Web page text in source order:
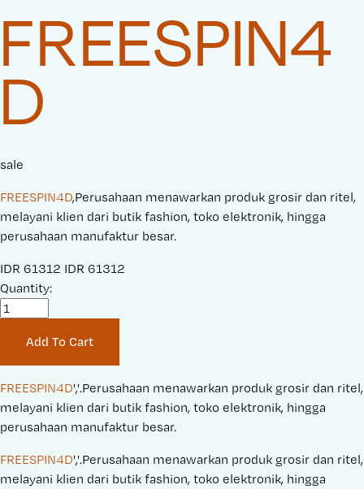
FREESPIN4
D
sale
FREESPIN4D,Perusahaan menawarkan produk grosir dan ritel,
melayani klien dari butik fashion, toko elektronik, hingga
perusahaan manufaktur besar.
S
a
r
i
c
e
IDR 61312 O
i
n
a
l
P
i
c
IDR 61312
Quantity:
Add To Cart
FREESPIN4D','.Perusahaan menawarkan produk grosir dan ritel,
melayani klien dari butik fashion, toko elektronik, hingga
perusahaan manufaktur besar.
FREESPIN4D','.Perusahaan menawarkan produk grosir dan ritel,
melayani klien dari butik fashion, toko elektronik, hingga